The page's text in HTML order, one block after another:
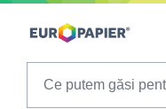
Table Of Content